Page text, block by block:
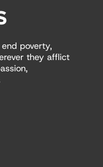
poverty,
they afflict